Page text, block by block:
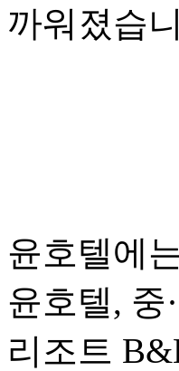
까워졌습
윤호텔에
윤호텔, 중
리조트